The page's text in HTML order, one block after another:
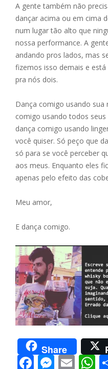
A gente também não
dançar acima ou em cima
num lugar tão alto que
nossa performance. A
andando pros lados, mas
fizemos isso demais e
pra nós dois.
Dança comigo usando sua
comigo usando todos
dança comigo usando
você quiser. Só peço que
só para se você perceber
aos meus. Enquanto eles
apenas pelo efeito das
Meu amor,
E dança comigo.
Share
F M E